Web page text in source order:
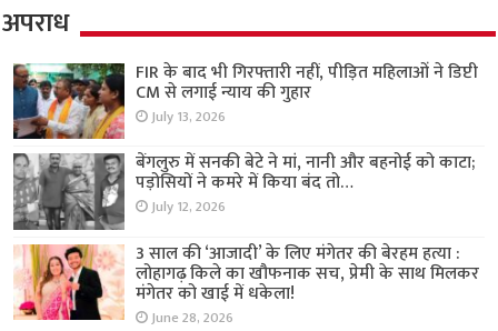
अपराध
FIR के बाद भी गिरफ्तारी नहीं, पीड़ित महिलाओं ने डिप्टी
CM से लगाई न्याय की गुहार
July 13, 2026
बेंगलुरु में सनकी बेटे ने मां, नानी और बहनोई को काटा;
पड़ोसियों ने कमरे में किया बंद तो…
July 12, 2026
3 साल की ‘आजादी’ के लिए मंगेतर की बेरहम हत्या :
लोहागढ़ किले का खौफनाक सच, प्रेमी के साथ मिलकर
मंगेतर को खाई में धकेला!
June 28, 2026